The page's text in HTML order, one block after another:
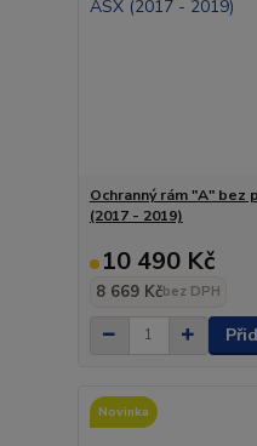
Ochranný rám "A" bez
(2017 - 2019)
10 490 Kč
8 669 Kčbez DPH
Novinka